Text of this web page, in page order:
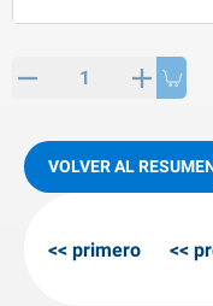
de SPP
AL-KO
para invierno
invernales
VOLVER AL
primero